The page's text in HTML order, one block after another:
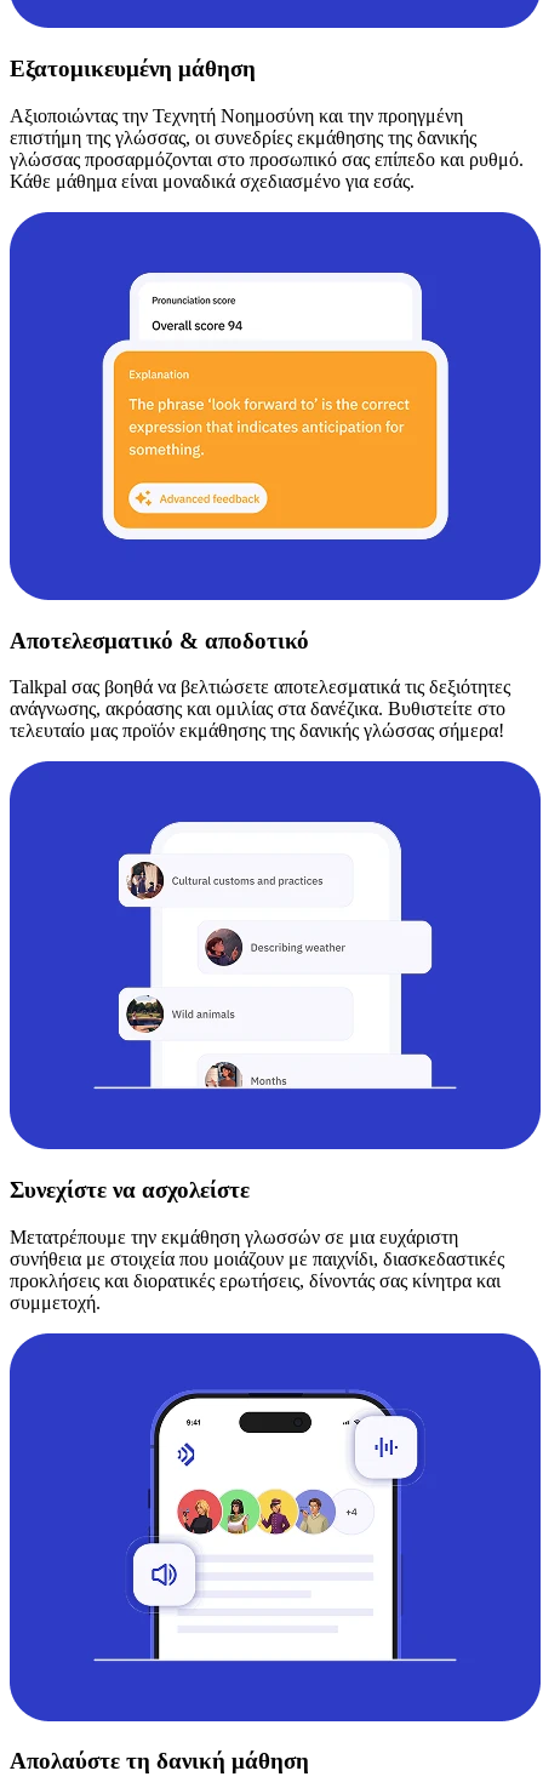
Εξατομικευμένη μάθηση
Αξιοποιώντας την Τεχνητή Νοημοσύνη και την προηγμένη
επιστήμη της γλώσσας, οι συνεδρίες εκμάθησης της δανικής
γλώσσας προσαρμόζονται στο προσωπικό σας επίπεδο και ρυθμό.
Κάθε μάθημα είναι μοναδικά σχεδιασμένο για εσάς.
Αποτελεσματικό & αποδοτικό
Talkpal σας βοηθά να βελτιώσετε αποτελεσματικά τις δεξιότητες
ανάγνωσης, ακρόασης και ομιλίας στα δανέζικα. Βυθιστείτε στο
τελευταίο μας προϊόν εκμάθησης της δανικής γλώσσας σήμερα!
Συνεχίστε να ασχολείστε
Μετατρέπουμε την εκμάθηση γλωσσών σε μια ευχάριστη
συνήθεια με στοιχεία που μοιάζουν με παιχνίδι, διασκεδαστικές
προκλήσεις και διορατικές ερωτήσεις, δίνοντάς σας κίνητρα και
συμμετοχή.
Απολαύστε τη δανική μάθηση